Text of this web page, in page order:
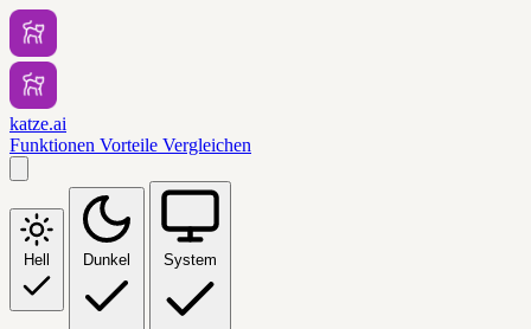
katze.ai
Funktionen Vorteile Vergleichen
Hell Dunkel System